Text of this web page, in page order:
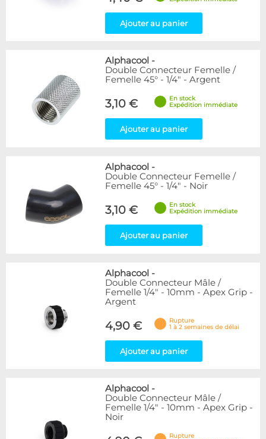
Ajouter au panier
Alphacool -
Double Connecteur Femelle /
Femelle 45° - 1/4" - Argent
3,10 €
En stock
Expédition immédiate
Ajouter au panier
Alphacool -
Double Connecteur Femelle /
Femelle 45° - 1/4" - Noir
3,10 €
En stock
Expédition immédiate
Ajouter au panier
Alphacool -
Double Connecteur Mâle /
Femelle 1/4" - 10mm - Apex Grip -
Argent
4,90 €
Rupture
1 à 2 semaines de délai
Ajouter au panier
Alphacool -
Double Connecteur Mâle /
Femelle 1/4" - 10mm - Apex Grip -
Noir
Rupture